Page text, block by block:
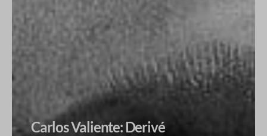
Carlos Valiente: Derivé